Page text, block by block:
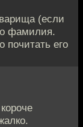
(если
фамилия.
почитать его